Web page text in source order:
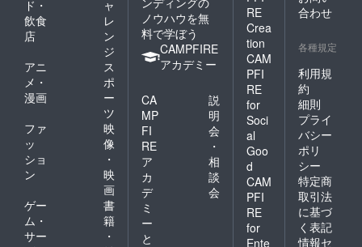
ド・
飲食
店
ャ
レ
ン
ジ
アニ
メ・
漫画
ス
ポ
ー
ツ
ファ
ッ
ショ
ン
映
像
・
映
画
ゲー
ム・
サー
書
籍
・
ノウハウを無
料で学ぼう
CAMPFIRE
アカデミー
CA
MP
FI
RE
ア
カ
デ
ミ
ー
と
説
明
会
・
相
談
会
RE
Crea
tion
CAM
PFI
RE
for
Soci
al
Goo
d
CAM
PFI
RE
for
Ente
合わせ
各種規定
利用規
約
細則
プライ
バシー
ポリ
シー
特定商
取引法
に基づ
く表記
情報セ